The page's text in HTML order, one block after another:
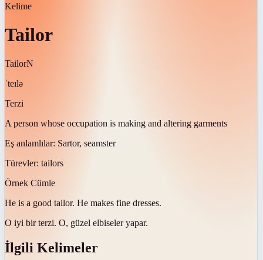
Kelime
Tailor
TailorN
ˈteɪlə
Terzi
A person whose occupation is making and altering garments
Eş anlamlılar: Sartor, seamster
Türevler: tailors
Örnek Cümle
He is a good tailor. He makes fine dresses.
O iyi bir terzi. O, güzel elbiseler yapar.
İlgili Kelimeler